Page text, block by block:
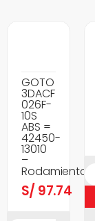
GOTO
3DACF
026F-
10S
ABS =
42450-
13010
–
Rodamientos
S/ 97.74